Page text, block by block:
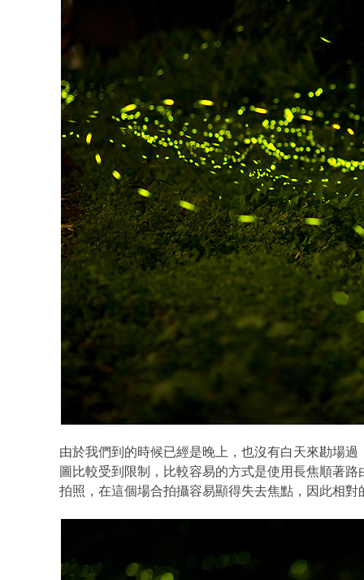
由於我們到的時候已經是晚上，也沒有白天來勘場
圖比較受到限制，比較容易的方式是使用長焦順著
拍照，在這個場合拍攝容易顯得失去焦點，因此相對